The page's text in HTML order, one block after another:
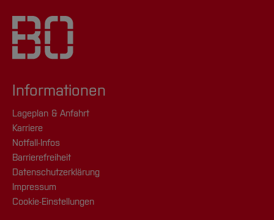
Informationen
Lageplan & Anfahrt
Karriere
Notfall-Infos
Barrierefreiheit
Datenschutzerklärung
Impressum
Cookie-Einstellungen